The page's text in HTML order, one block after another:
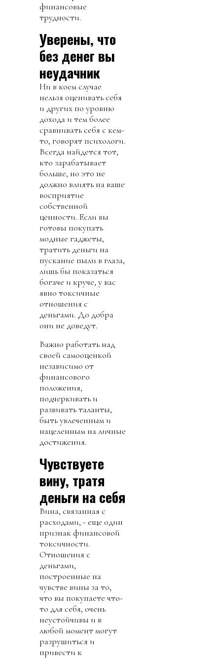
финансовые
трудности.
Уверены, что
без денег вы
неудачник
Ни в коем случае
нельзя оценивать себя
и других по уровню
дохода и тем более
сравнивать себя с кем-
то, говорят психологи.
Всегда найдется тот,
кто зарабатывает
больше, но это не
должно влиять на ваше
восприятие
собственной
ценности. Если вы
готовы покупать
модные гаджеты,
тратить деньги на
пускание пыли в глаза,
лишь бы показаться
богаче и круче, у вас
явно токсичные
отношения с
деньгами. До добра
они не доведут.
Важно работать над
своей самооценкой
независимо от
финансового
положения,
подчеркивать и
развивать таланты,
быть увлеченным и
нацеленным на личные
достижения.
Чувствуете
вину, тратя
деньги на себя
Вина, связанная с
расходами, - еще один
признак финансовой
токсичности.
Отношения с
деньгами,
построенные на
чувстве вины за то,
что вы покупаете что-
то для себя, очень
неустойчивы и в
любой момент могут
разрушиться и
привести к